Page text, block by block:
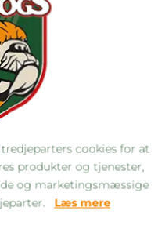
cookies for at
produkter og tjenester,
og marketingsmæssige
Læs mere